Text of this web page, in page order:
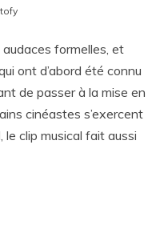
formelles, et
ont d’abord été connu
de passer à la mise en
cinéastes s’exercent
le clip musical fait aussi